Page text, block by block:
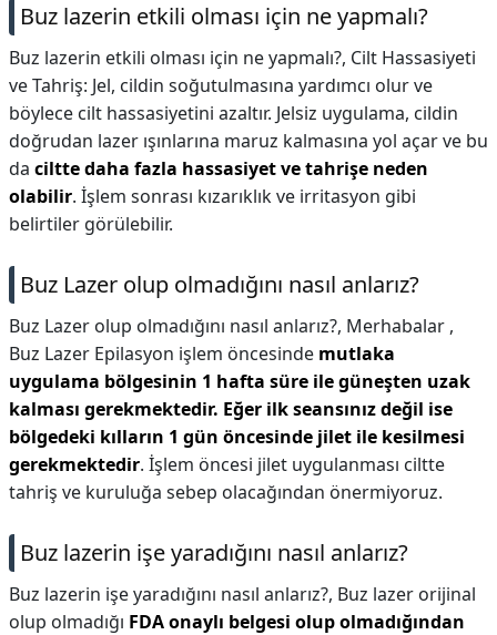
Buz lazerin etkili olması için ne yapmalı?
Buz lazerin etkili olması için ne yapmalı?, Cilt Hassasiyeti
ve Tahriş: Jel, cildin soğutulmasına yardımcı olur ve
böylece cilt hassasiyetini azaltır. Jelsiz uygulama, cildin
doğrudan lazer ışınlarına maruz kalmasına yol açar ve bu
da ciltte daha fazla hassasiyet ve tahrişe neden
olabilir. İşlem sonrası kızarıklık ve irritasyon gibi
belirtiler görülebilir.
Buz Lazer olup olmadığını nasıl anlarız?
Buz Lazer olup olmadığını nasıl anlarız?, Merhabalar ,
Buz Lazer Epilasyon işlem öncesinde mutlaka
uygulama bölgesinin 1 hafta süre ile güneşten uzak
kalması gerekmektedir. Eğer ilk seansınız değil ise
bölgedeki kılların 1 gün öncesinde jilet ile kesilmesi
gerekmektedir. İşlem öncesi jilet uygulanması ciltte
tahriş ve kuruluğa sebep olacağından önermiyoruz.
Buz lazerin işe yaradığını nasıl anlarız?
Buz lazerin işe yaradığını nasıl anlarız?, Buz lazer orijinal
olup olmadığı FDA onaylı belgesi olup olmadığından